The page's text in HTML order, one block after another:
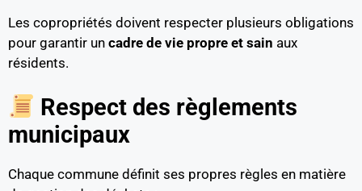
Les copropriétés doivent respecter plusieurs obligations
pour garantir un cadre de vie propre et sain aux
résidents.
Respect des règlements
municipaux
Chaque commune définit ses propres règles en matière